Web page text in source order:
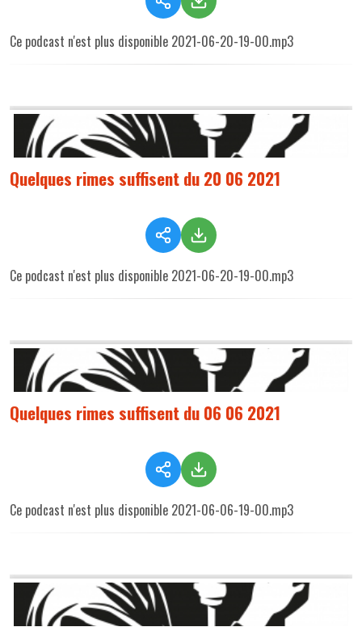
Ce podcast n'est plus disponible 2021-06-20-19-00.mp3
Quelques rimes suffisent du 20 06 2021
Ce podcast n'est plus disponible 2021-06-20-19-00.mp3
Quelques rimes suffisent du 06 06 2021
Ce podcast n'est plus disponible 2021-06-06-19-00.mp3